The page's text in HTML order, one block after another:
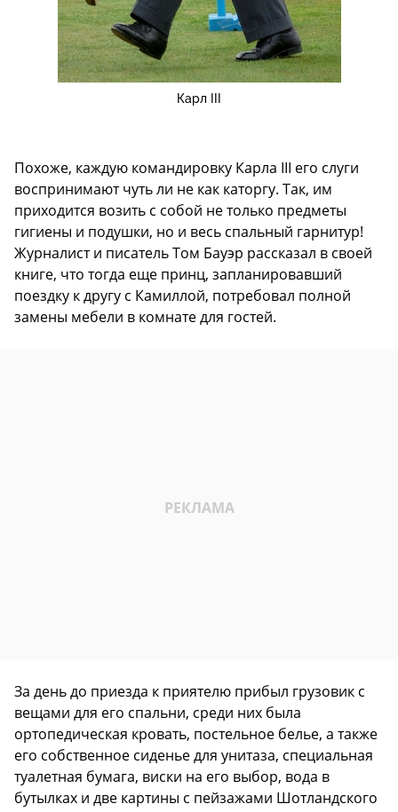
Карл III
Похоже, каждую командировку Карла III его слуги
воспринимают чуть ли не как каторгу. Так, им
приходится возить с собой не только предметы
гигиены и подушки, но и весь спальный гарнитур!
Журналист и писатель Том Бауэр рассказал в своей
книге, что тогда еще принц, запланировавший
поездку к другу с Камиллой, потребовал полной
замены мебели в комнате для гостей.
За день до приезда к приятелю прибыл грузовик с
вещами для его спальни, среди них была
ортопедическая кровать, постельное белье, а также
его собственное сиденье для унитаза, специальная
туалетная бумага, виски на его выбор, вода в
бутылках и две картины с пейзажами Шотландского